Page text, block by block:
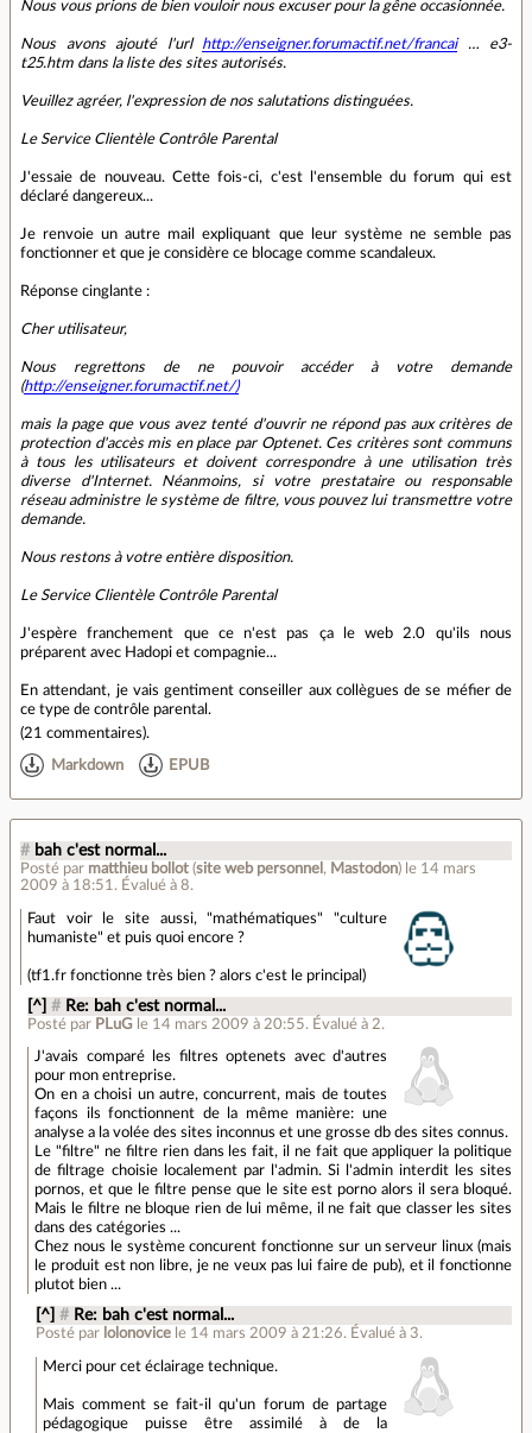
Nous vous prions de bien vouloir nous excuser pour la gêne occasionnée.
Nous avons ajouté l'url http://enseigner.forumactif.net/francai… e3-
t25.htm dans la liste des sites autorisés.
Veuillez agréer, l'expression de nos salutations distinguées.
Le Service Clientèle Contrôle Parental
J'essaie de nouveau. Cette fois-ci, c'est l'ensemble du forum qui est
déclaré dangereux...
Je renvoie un autre mail expliquant que leur système ne semble pas
fonctionner et que je considère ce blocage comme scandaleux.
Réponse cinglante :
Cher utilisateur,
Nous regrettons de ne pouvoir accéder à votre demande
(http://enseigner.forumactif.net/)
mais la page que vous avez tenté d'ouvrir ne répond pas aux critères de
protection d'accès mis en place par Optenet. Ces critères sont communs
à tous les utilisateurs et doivent correspondre à une utilisation très
diverse d'Internet. Néanmoins, si votre prestataire ou responsable
réseau administre le système de filtre, vous pouvez lui transmettre votre
demande.
Nous restons à votre entière disposition.
Le Service Clientèle Contrôle Parental
J'espère franchement que ce n'est pas ça le web 2.0 qu'ils nous
préparent avec Hadopi et compagnie...
En attendant, je vais gentiment conseiller aux collègues de se méfier de
ce type de contrôle parental.
(21 commentaires).
Markdown EPUB
# bah c'est normal...
Posté par matthieu bollot (site web personnel , Mastodon) le 14 mars
2009 à 18:51 . Évalué à 8.
Faut voir le site aussi, "mathématiques" "culture
humaniste" et puis quoi encore ?
(tf1.fr fonctionne très bien ? alors c'est le principal)
[^] # Re: bah c'est normal...
Posté par PLuG le 14 mars 2009 à 20:55. Évalué à 2.
J'avais comparé les filtres optenets avec d'autres
pour mon entreprise.
On en a choisi un autre, concurrent, mais de toutes
façons ils fonctionnent de la même manière: une
analyse a la volée des sites inconnus et une grosse db des sites connus.
Le "filtre" ne filtre rien dans les fait, il ne fait que appliquer la politique
de filtrage choisie localement par l'admin. Si l'admin interdit les sites
pornos, et que le filtre pense que le site est porno alors il sera bloqué.
Mais le filtre ne bloque rien de lui même, il ne fait que classer les sites
dans des catégories ...
Chez nous le système concurent fonctionne sur un serveur linux (mais
le produit est non libre, je ne veux pas lui faire de pub), et il fonctionne
plutot bien ...
[^] # Re: bah c'est normal...
Posté par lolonovice le 14 mars 2009 à 21:26.Évalué à 3.
Merci pour cet éclairage technique.
Mais comment se fait-il qu'un forum de partage
pédagogique puisse être assimilé à de la